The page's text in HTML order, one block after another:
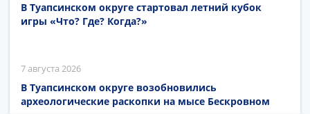
В Туапсинском округе стартовал летний кубок
игры «Что? Где? Когда?»
7 августа 2026
В Туапсинском округе возобновились
археологические раскопки на мысе Бескровном